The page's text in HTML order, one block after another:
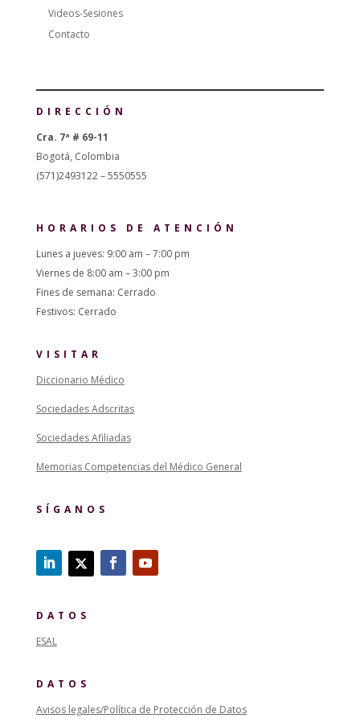
Videos-Sesiones
Contacto
DIRECCIÓN
Cra. 7ª # 69-11
Bogotá, Colombia
(571)2493122 – 5550555
HORARIOS DE ATENCIÓN
Lunes a jueves: 9:00 am – 7:00 pm
Viernes de 8:00 am – 3:00 pm
Fines de semana: Cerrado
Festivos: Cerrado
VISITAR
Diccionario Médico
Sociedades Adscritas
Sociedades Afiliadas
Memorias Competencias del Médico General
SÍGANOS
DATOS
ESAL
DATOS
Avisos legales/Política de Protección de Datos